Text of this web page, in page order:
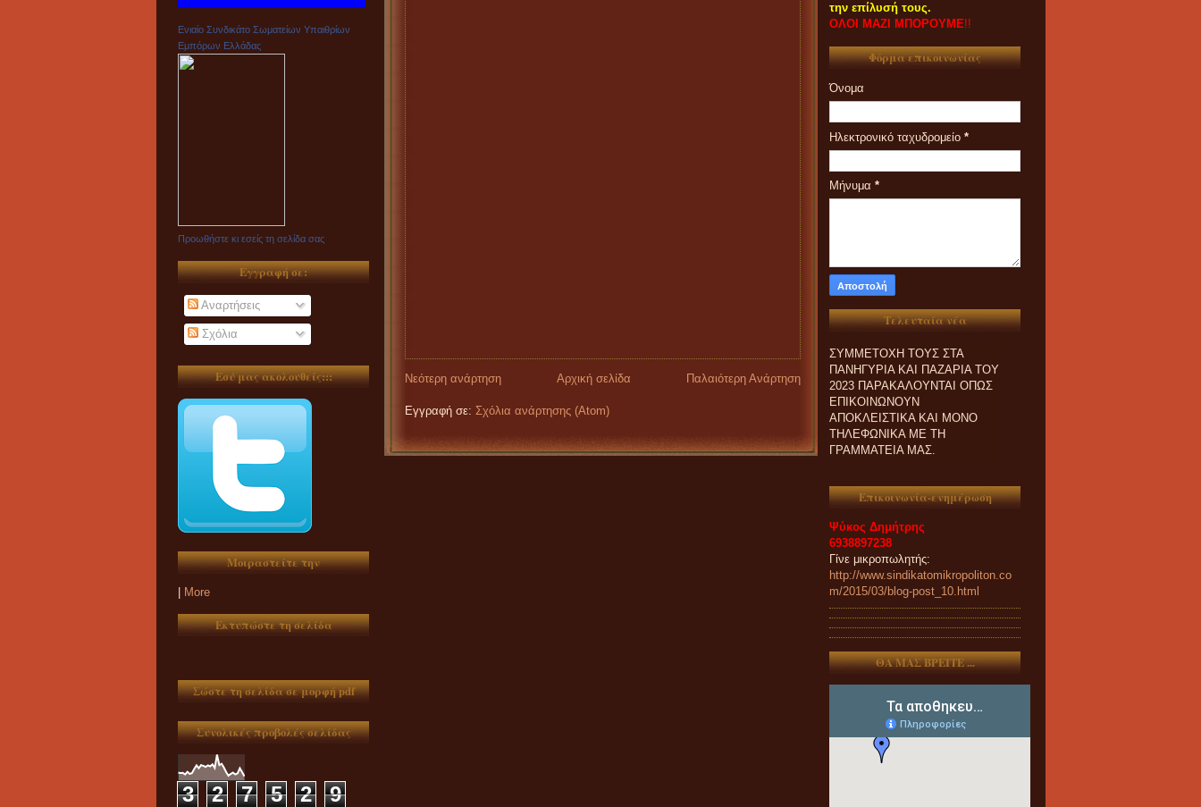
Ενιαίο Συνδικάτο Σωματείων Υπαιθρίων
Εμπόρων Ελλάδας
Προωθήστε κι εσείς τη σελίδα σας
Εγγραφή σε:
Αναρτήσεις
Σχόλια
Εσύ μας ακολουθείς:::
Μοιραστείτε την
More
Εκτυπώστε τη σελίδα
Σώστε τη σελίδα σε μορφή pdf
Συνολικές προβολές σελίδας
3 2 7 5 2
9
Νεότερη ανάρτηση Παλαιότερη Ανάρτηση
Αρχική σελίδα
Εγγραφή σε: Σχόλια ανάρτησης (Atom)
την επίλυσή τους.
ΟΛΟΙ ΜΑΖΙ ΜΠΟΡΟΥΜΕ!!
Φόρμα επικοινωνίας
Όνομα
Ηλεκτρονικό ταχυδρομείο *
Μήνυμα *
Τελευταία νέα
ΕΝΔΙΑΦΕΡΟΝΤΑΙ ΓΙΑ
ΠΑΝΗΓΥΡΙΑ ΚΑΙ ΠΑZΑΡΙΑ ΤΟΥ
2023 ΠΑΡΑΚΑΛΟΥΝΤΑΙ ΟΠΩΣ
ΕΠΙΚΟΙΝΩΝΟΥΝ
ΑΠΟΚΛΕΙΣΤΙΚΑ ΚΑΙ ΜΟΝΟ
ΤΗΛΕΦΩΝΙΚΑ ΜΕ ΤΗ
ΓΡΑΜΜΑΤΕΙΑ ΜΑΣ.
Επικοινωνία-ενημέρωση
Ψύκος Δημήτρης
6938897238
Γίνε μικροπωλητής:
http://www.sindikatomikropoliton.co
m/2015/03/blog-post_10.html
ΘΑ ΜΑΣ ΒΡΕΙΤΕ ...